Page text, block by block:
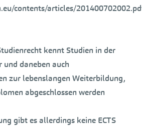
contents/articles/
kennt Studien in der
daneben auch
zur lebenslangen Weiterbildung,
abgeschlossen werden
gibt es allerdings keine ECTS